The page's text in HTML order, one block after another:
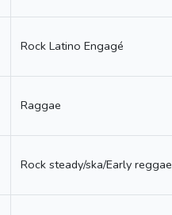
Rock Latino Engagé
Raggae
Rock steady/ska/Early reggae